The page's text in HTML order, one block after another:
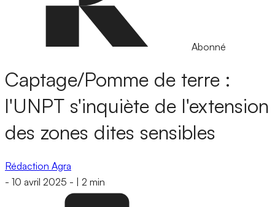
Abonné
Captage/Pomme de terre :
l'UNPT s'inquiète de l'extension
des zones dites sensibles
Rédaction Agra
- 10 avril 2025 - 2 min